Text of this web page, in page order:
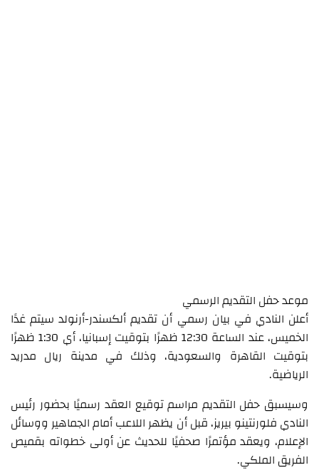
موعد حفل التقديم الرسمي
أعلن النادي في بيان رسمي أن تقديم ألكسندر-أرنولد سيتم غدًا
الخميس، عند الساعة 12:30 ظهرًا بتوقيت إسبانيا، أي 1:30 ظهرًا
بتوقيت القاهرة والسعودية، وذلك في مدينة ريال مدريد
الرياضية.
وسيسبق حفل التقديم مراسم توقيع العقد رسميًا بحضور رئيس
النادي فلورنتينو بيريز، قبل أن يظهر اللاعب أمام الجماهير ووسائل
الإعلام، ويعقد مؤتمرًا صحفيًا للحديث عن أولى خطواته بقميص
الفريق الملكي.